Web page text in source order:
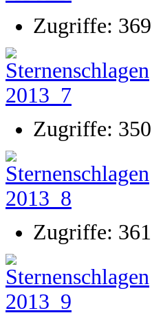
Zugriffe:
Zugriffe:
Zugriffe: